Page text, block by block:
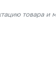
товара и